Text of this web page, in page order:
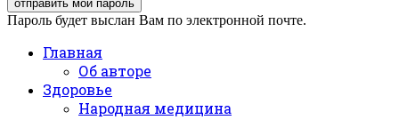
Пароль будет выслан Вам по электронной почте.
Главная
Об авторе
Здоровье
Народная медицина